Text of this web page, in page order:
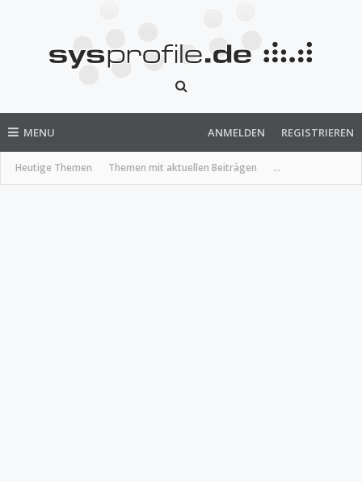
MENU
Heutige Themen Themen mit aktuellen Beiträgen ...
ANMELDEN REGISTRIEREN